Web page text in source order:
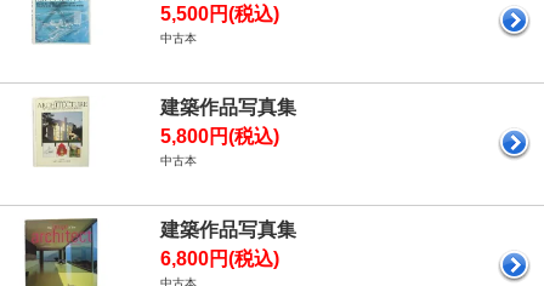
5,500円(税込)
中古本
建築作品写真集
5,800円(税込)
中古本
建築作品写真集
6,800円(税込)
中古本